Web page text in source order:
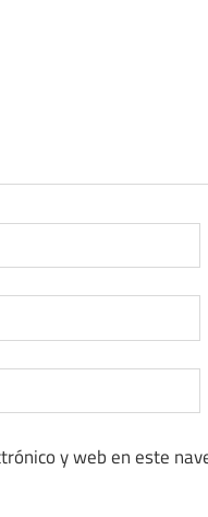
y web en este